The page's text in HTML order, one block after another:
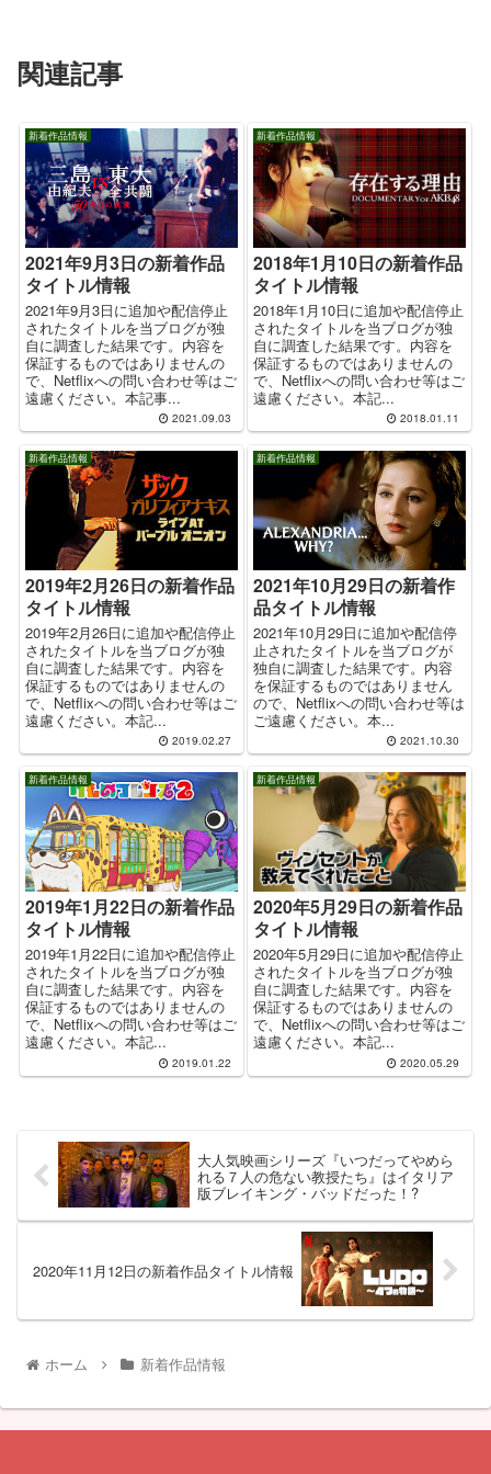
関連記事
新着作品情報
2021年9月3日の新着作品
タイトル情報
2021年9月3日に追加や配信停止
されたタイトルを当ブログが独
自に調査した結果です。内容を
保証するものではありませんの
で、Netflixへの問い合わせ等はご
遠慮ください。本記事...
2021.09.03
新着作品情報
2018年1月10日の新着作品
タイトル情報
2018年1月10日に追加や配信停止
されたタイトルを当ブログが独
自に調査した結果です。内容を
保証するものではありませんの
で、Netflixへの問い合わせ等はご
遠慮ください。本記...
2018.01.11
新着作品情報
2019年2月26日の新着作品
タイトル情報
2019年2月26日に追加や配信停止
されたタイトルを当ブログが独
自に調査した結果です。内容を
保証するものではありませんの
で、Netflixへの問い合わせ等はご
遠慮ください。本記...
2019.02.27
新着作品情報
2021年10月29日の新着作
品タイトル情報
2021年10月29日に追加や配信停
止されたタイトルを当ブログが
独自に調査した結果です。内容
を保証するものではありません
ので、Netflixへの問い合わせ等は
ご遠慮ください。本...
2021.10.30
新着作品情報
2019年1月22日の新着作品
タイトル情報
2019年1月22日に追加や配信停止
されたタイトルを当ブログが独
自に調査した結果です。内容を
保証するものではありませんの
で、Netflixへの問い合わせ等はご
遠慮ください。本記...
2019.01.22
新着作品情報
2020年5月29日の新着作品
タイトル情報
2020年5月29日に追加や配信停止
されたタイトルを当ブログが独
自に調査した結果です。内容を
保証するものではありませんの
で、Netflixへの問い合わせ等はご
遠慮ください。本記...
2020.05.29
大人気映画シリーズ『いつだってやめら
れる７人の危ない教授たち』はイタリア
版ブレイキング・バッドだった！?
2020年11月12日の新着作品タイトル情報
ホーム 新着作品情報